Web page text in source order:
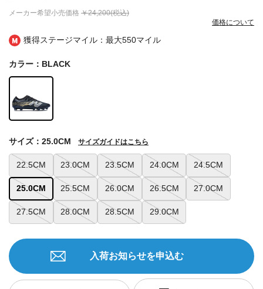
獲得ステージマイル：最大550マイル
メーカー希望小売価格 ￥24,200(税込)
価格について
カラー：BLACK
22.5CM 23.0CM 23.5CM 24.0CM 24.5CM
25.0CM 25.5CM 26.0CM 26.5CM 27.0CM
27.5CM 28.0CM 28.5CM 29.0CM
サイズ：25.0CM サイズガイドはこちら
入荷お知らせを申込む